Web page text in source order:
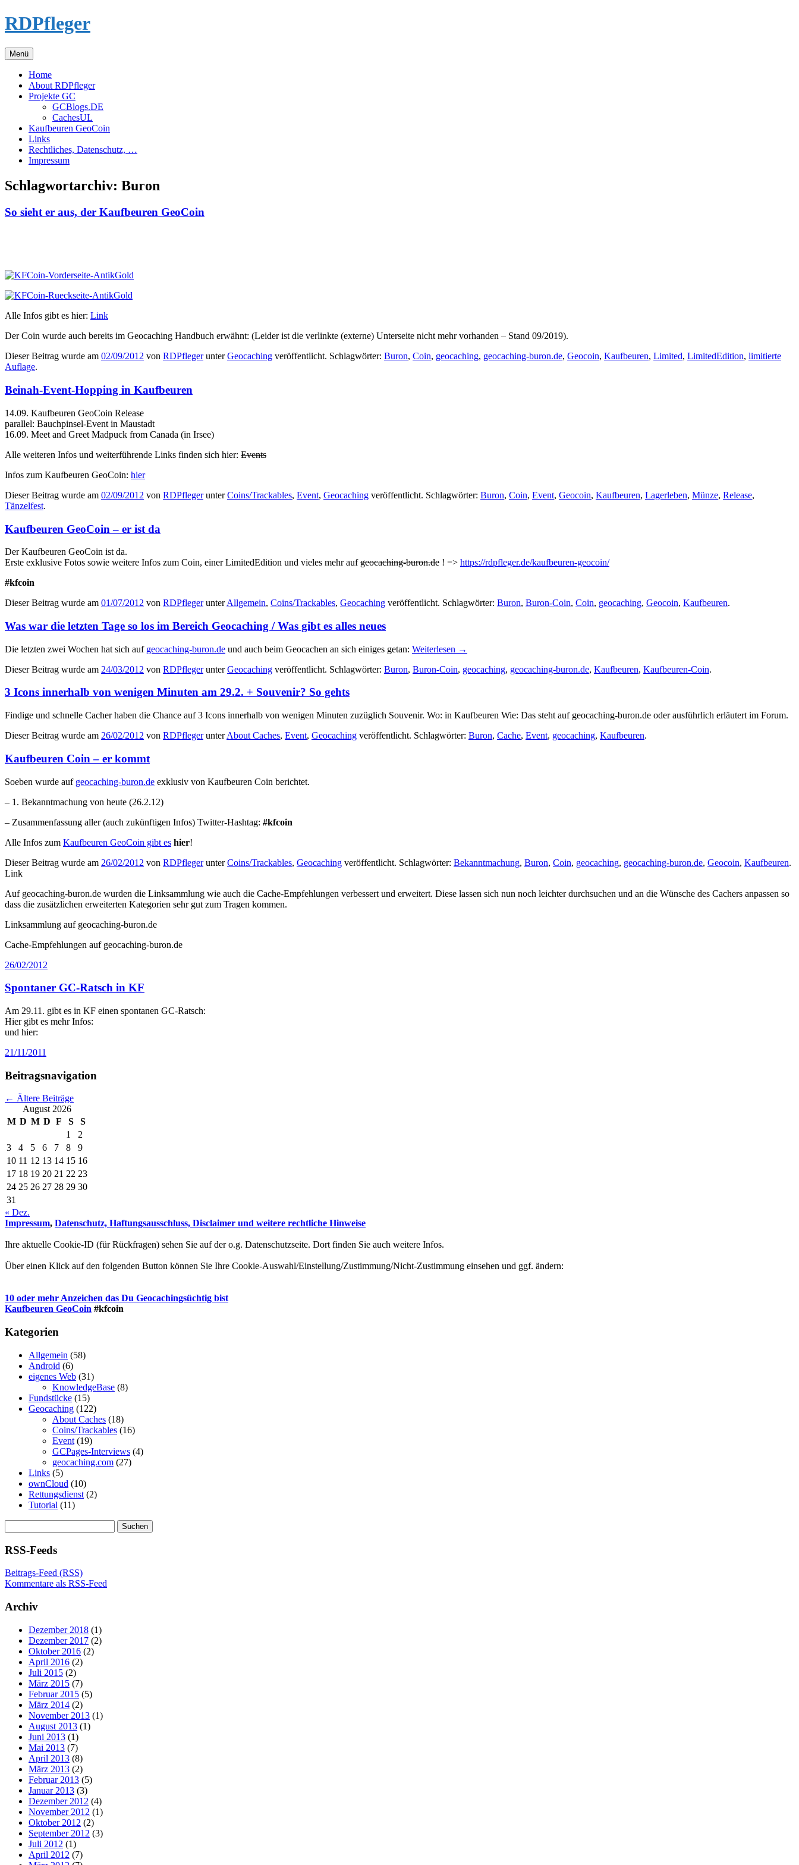
Zum
Inhalt
RDPfleger
Menü
Home
About RDPfleger
Projekte GC
GCBlogs.DE
CachesUL
Kaufbeuren GeoCoin
Links
Rechtliches, Datenschutz, …
Impressum
Schlagwortarchiv: Buron
So sieht er aus, der Kaufbeuren GeoCoin
Alle Infos gibt es hier: Link
Der Coin wurde auch bereits im Geocaching Handbuch erwähnt: (Leider ist die verlinkte (externe) Unterseite nicht mehr vorhanden – Stand 09/2019).
Dieser Beitrag wurde am 02/09/2012 von RDPflegerunterGeocaching veröffentlicht. Schlagwörter: Buron, Coin, geocaching, geocaching-buron.de, Geocoin, Kaufbeuren, Limited, LimitedEdition, limitierte
Auflage.
Beinah-Event-Hopping in Kaufbeuren
14.09. Kaufbeuren GeoCoin Release
parallel: Bauchpinsel-Event in Maustadt
16.09. Meet and Greet Madpuck from Canada (in Irsee)
Alle weiteren Infos und weiterführende Links finden sich hier: Events
Infos zum Kaufbeuren GeoCoin: hier
Dieser Beitrag wurde am 02/09/2012 von RDPflegerunterCoins/Trackables, Event, Geocaching veröffentlicht. Schlagwörter: Buron, Coin, Event, Geocoin, Kaufbeuren, Lagerleben, Münze, Release,
Tänzelfest.
Kaufbeuren GeoCoin – er ist da
Der Kaufbeuren GeoCoin ist da.
Erste exklusive Fotos sowie weitere Infos zum Coin, einer LimitedEdition und vieles mehr aufgeocaching-buron.de ! => https://rdpfleger.de/kaufbeuren-geocoin/
#kfcoin
Dieser Beitrag wurde am 01/07/2012 von RDPflegerunterAllgemein, Coins/Trackables, Geocaching veröffentlicht. Schlagwörter: Buron, Buron-Coin, Coin, geocaching, Geocoin, Kaufbeuren.
Was war die letzten Tage so los im Bereich Geocaching / Was gibt es alles neues
Die letzten zwei Wochen hat sich auf geocaching-buron.de und auch beim Geocachen an sich einiges getan: Weiterlesen →
Dieser Beitrag wurde am 24/03/2012 von RDPflegerunterGeocaching veröffentlicht. Schlagwörter: Buron, Buron-Coin, geocaching, geocaching-buron.de, Kaufbeuren, Kaufbeuren-Coin.
3 Icons innerhalb von wenigen Minuten am 29.2. + Souvenir? So gehts
Findige und schnelle Cacher haben die Chance auf 3 Icons innerhalb von wenigen Minuten zuzüglich Souvenir. Wo: in Kaufbeuren Wie: Das steht auf geocaching-buron.de oder ausführlich erläutert im Forum.
Dieser Beitrag wurde am 26/02/2012 von RDPflegerunterAbout Caches, Event, Geocaching veröffentlicht. Schlagwörter: Buron, Cache, Event, geocaching, Kaufbeuren.
Kaufbeuren Coin – er kommt
Soeben wurde auf geocaching-buron.de exklusiv von Kaufbeuren Coin berichtet.
– 1. Bekanntmachung von heute (26.2.12)
– Zusammenfassung aller (auch zukünftigen Infos) Twitter-Hashtag: #kfcoin
Alle Infos zum Kaufbeuren GeoCoin gibt es hier!
Dieser Beitrag wurde am 26/02/2012 von RDPflegerunterCoins/Trackables, Geocaching veröffentlicht. Schlagwörter: Bekanntmachung, Buron, Coin, geocaching, geocaching-buron.de, Geocoin, Kaufbeuren.
Link
Auf geocaching-buron.de wurden die Linksammlung wie auch die Cache-Empfehlungen verbessert und erweitert. Diese lassen sich nun noch leichter durchsuchen und an die Wünsche des Cachers anpassen so
dass die zusätzlichen erweiterten Kategorien sehr gut zum Tragen kommen.
Linksammlung auf geocaching-buron.de
Cache-Empfehlungen auf geocaching-buron.de
26/02/2012
Spontaner GC-Ratsch in KF
Am 29.11. gibt es in KF einen spontanen GC-Ratsch:
Hier gibt es mehr Infos:
und hier:
21/11/2011
Beitragsnavigation
← Ältere Beiträge
August 2026
M D M D F S
S
1
2
3
4 5 6 7 8
9
10 11 12 13 14 15 16
17 18 19 20 21 22 23
24 25 26 27 28 29 30
31
« Dez.
Impressum, Datenschutz, Haftungsausschluss, Disclaimer und weitere rechtliche Hinweise
Ihre aktuelle Cookie-ID (für Rückfragen) sehen Sie auf der o.g. Datenschutzseite. Dort finden Sie auch weitere Infos.
Über einen Klick auf den folgenden Button können Sie Ihre Cookie-Auswahl/Einstellung/Zustimmung/Nicht-Zustimmung einsehen und ggf. ändern:
10 oder mehr Anzeichen das Du Geocachingsüchtig bist
Kaufbeuren GeoCoin #kfcoin
Kategorien
Allgemein (58)
Android (6)
eigenes Web (31)
KnowledgeBase (8)
Fundstücke (15)
Geocaching (122)
About Caches (18)
Coins/Trackables (16)
Event (19)
GCPages-Interviews (4)
geocaching.com (27)
Links (5)
ownCloud (10)
Rettungsdienst (2)
Tutorial (11)
nach:
RSS-Feeds
Beitrags-Feed (RSS)
Kommentare als RSS-Feed
Archiv
Dezember 2018 (1)
Dezember 2017 (2)
Oktober 2016 (2)
April 2016 (2)
Juli 2015 (2)
März 2015 (7)
Februar 2015 (5)
März 2014 (2)
November 2013 (1)
August 2013 (1)
Juni 2013 (1)
Mai 2013 (7)
April 2013 (8)
März 2013 (2)
Februar 2013 (5)
Januar 2013 (3)
Dezember 2012 (4)
November 2012 (1)
Oktober 2012 (2)
September 2012 (3)
Juli 2012 (1)
April 2012 (7)